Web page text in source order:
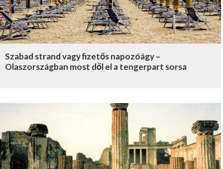
Szabad strand vagy fizetős napozóágy –
Olaszországban most dől el a tengerpart sorsa